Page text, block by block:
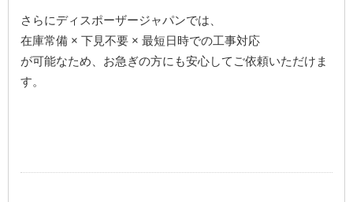
さらにディスポーザージャパンでは、
在庫常備 × 下見不要 × 最短日時での工事対応
が可能なため、お急ぎの方にも安心してご依頼いただけま
す。